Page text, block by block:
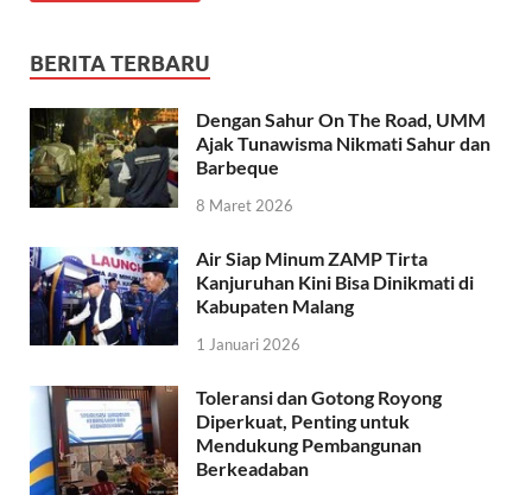
BERITA TERBARU
Dengan Sahur On The Road, UMM
Ajak Tunawisma Nikmati Sahur dan
Barbeque
8 Maret 2026
Air Siap Minum ZAMP Tirta
Kanjuruhan Kini Bisa Dinikmati di
Kabupaten Malang
1 Januari 2026
Toleransi dan Gotong Royong
Diperkuat, Penting untuk
Mendukung Pembangunan
Berkeadaban